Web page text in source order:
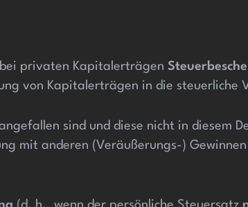
bei privaten Kapitalerträgen
von Kapitalerträgen in die steuerliche
sind und diese nicht in diesem
mit anderen (Veräußerungs-)